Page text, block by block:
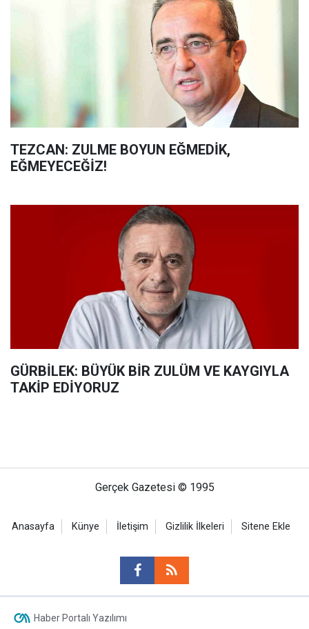
TEZCAN: ZULME BOYUN EĞMEDİK,
EĞMEYECEĞİZ!
GÜRBİLEK: BÜYÜK BİR ZULÜM VE KAYGIYLA
TAKİP EDİYORUZ
Gerçek Gazetesi © 1995
Anasayfa Künye İletişim Gizlilik İlkeleri Sitene Ekle
Haber Portalı Yazılımı